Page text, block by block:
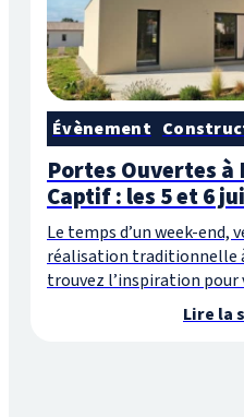
Évènement
Portes Ouvertes
Captif : les 5 et 6
Le temps d’un week-end,
réalisation traditionnelle
trouvez l’inspiration
Lire la